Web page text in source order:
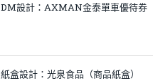
DM設計：AXMAN金泰單車優待券
紙盒設計：光泉食品（商品紙盒）